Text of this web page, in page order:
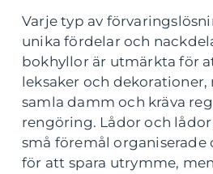
Varje typ av
unika fördelar och
bokhyllor är utmärkta för
leksaker och dekorationer,
samla damm och kräva
rengöring. Lådor och
små föremål organiserade
för att spara utrymme,